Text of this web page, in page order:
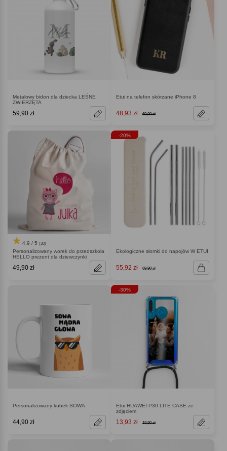
Metalowy bidon dla dziecka LEŚNE
ZWIERZĘTA
59,90 zł
Etui na telefon skórzane iPhone 8
48,93 zł 69,90 zł
4.9 / 5 (30)
Personalizowany worek do przedszkola
HELLO prezent dla dziewczynki
49,90 zł
-20%
Ekologiczne słomki do napojów W ETUI
55,92 zł 69,90 zł
Personalizowany kubek SOWA
44,90 zł
-30%
Etui HUAWEI P30 LITE CASE ze
zdjęciem
13,93 zł 19,90 zł